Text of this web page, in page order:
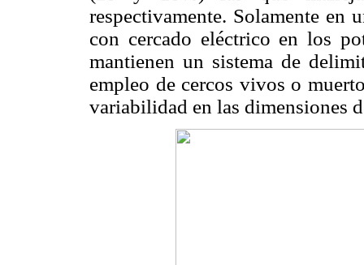
respectivamente. Solamente en
con cercado eléctrico en los
mantienen un sistema de
empleo de cercos vivos o
variabilidad en las dimensiones